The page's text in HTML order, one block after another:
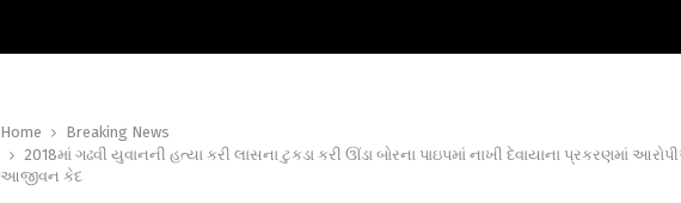
Home
Breaking News
2018માં ગઢવી યુવાનની હત્યા કરી લાસના ટુકડા કરી ઊંડા બોરના પાઇપમાં નાખી દેવાયાના પ્રકરણમાં
આજીવન કેદ